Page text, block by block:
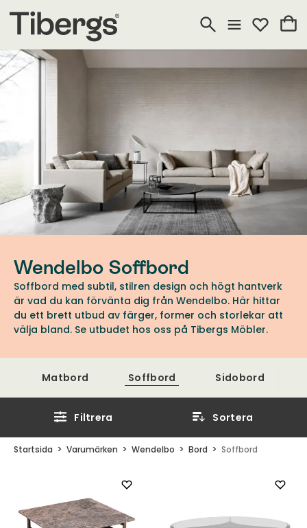
Wendelbo Soffbord
Soffbord med subtil, stilren design och högt hantverk
är vad du kan förvänta dig från Wendelbo. Här hittar
du ett brett utbud av färger, former och storlekar att
välja bland. Se utbudet hos oss på Tibergs Möbler.
Matbord Soffbord Sidobord
Filtrera Sortera
Startsida Varumärken Wendelbo Bord Soffbord